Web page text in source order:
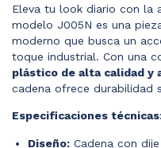
Eleva tu look diario con la
modelo J005N es una
moderno que busca un
toque industrial. Con una
plástico de alta calidad y
cadena ofrece durabilidad
Especificaciones
Diseño: Cadena con